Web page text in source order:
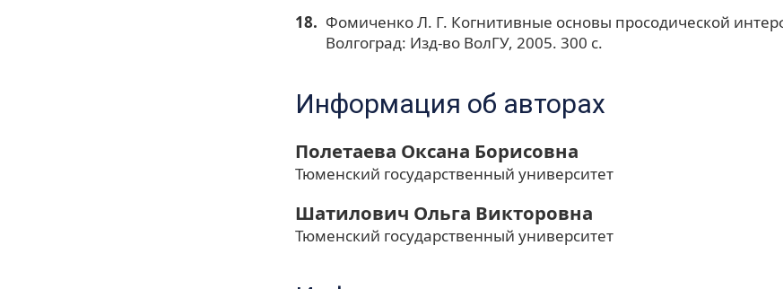
Фомиченко Л. Г. Когнитивные основы просодической
Волгоград: Изд-во ВолГУ, 2005. 300 с.
Информация об авторах
Полетаева Оксана Борисовна
Тюменский государственный университет
Шатилович Ольга Викторовна
Тюменский государственный университет